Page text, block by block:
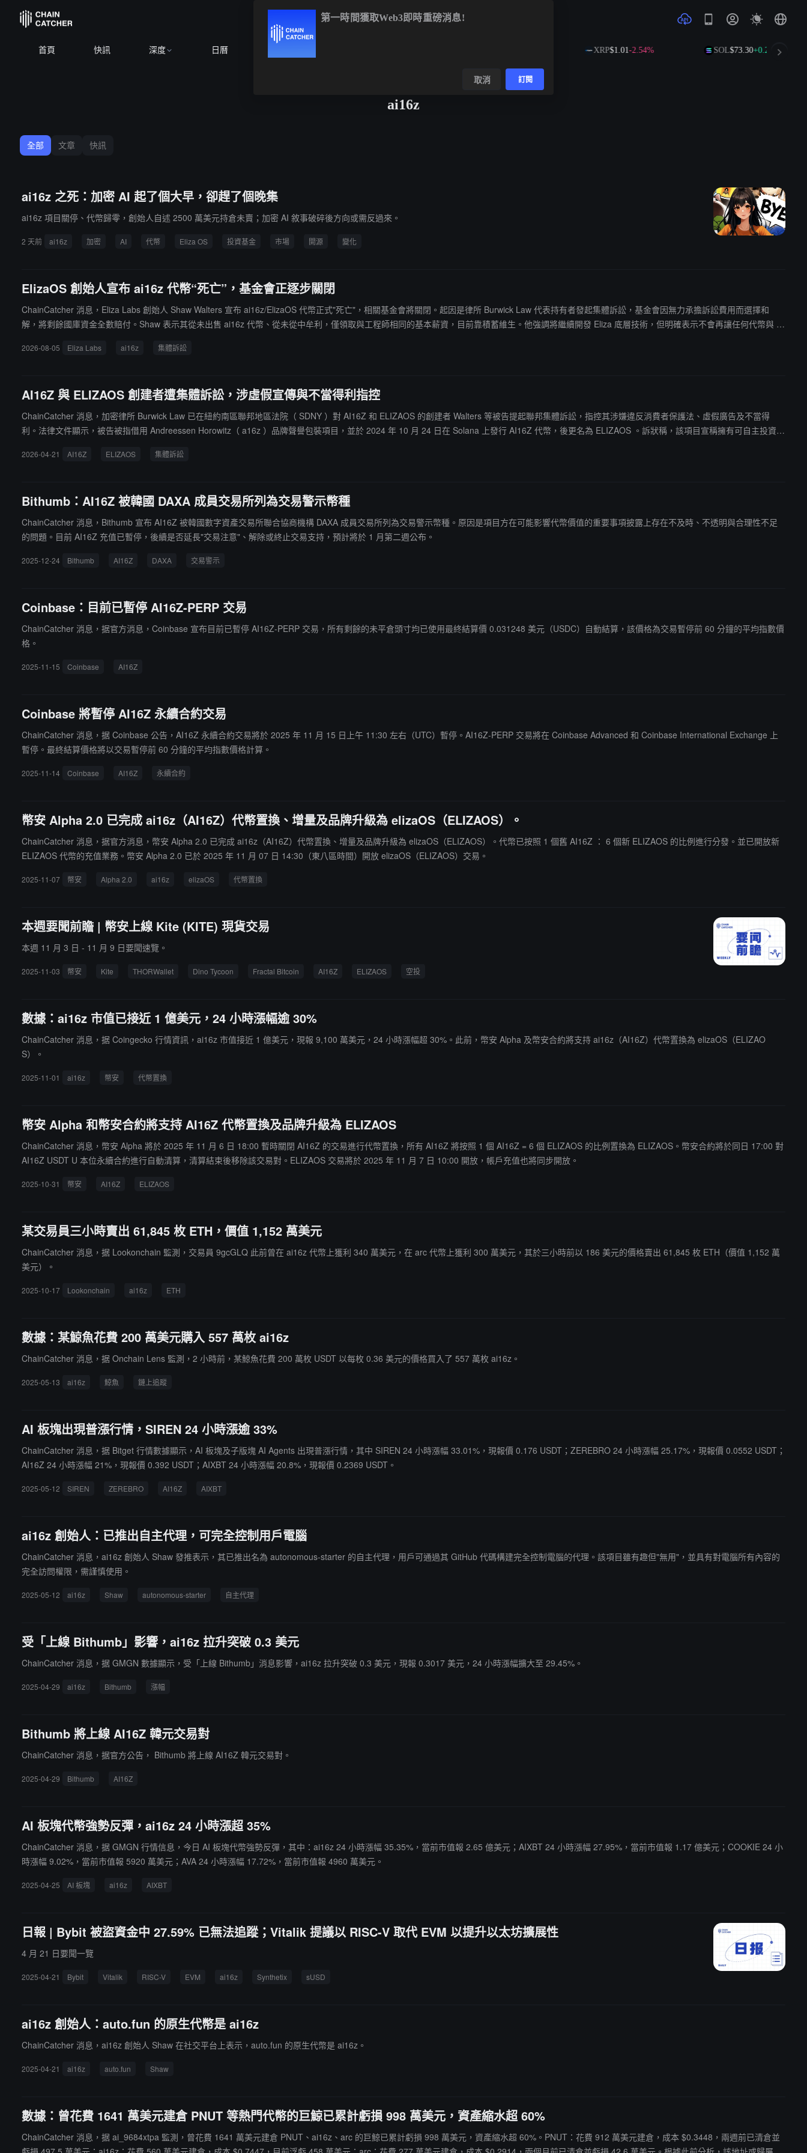
首頁 快訊 深度 日曆
BTC XRP$1.01-2.54% SOL $73.30+0.27%
ai16z
全部 文章 快訊
ai16z 之死：加密 AI 起了個大早，卻趕了個晚集
ai16z 項目關停、代幣歸零，創始人自述 2500 萬美元持倉未賣；加密 AI 敘事破碎後方向或需反過來。
2 天前 ai16z 加密 AI 代幣 Eliza OS 投資基金 市場 開源 變化
ElizaOS 創始人宣布 ai16z 代幣“死亡”，基金會正逐步關閉
ChainCatcher 消息，Eliza Labs 創始人 Shaw Walters 宣布 ai16z/ElizaOS 代幣正式"死亡"，相關基金會將關閉。起因是律所 Burwick Law 代表持有者發起集體訴訟，基金會因無力承擔訴訟費用而選擇和
解，將剩餘國庫資金全數賠付。Shaw 表示其從未出售 ai16z 代幣、從未從中牟利，僅領取與工程師相同的基本薪資，目前靠積蓄維生。他強調將繼續開發 Eliza 底層技術，但明確表示不會再讓任何代幣與 Eli
2026-08-05 Eliza Labs ai16z 集體訴訟
AI16Z 與 ELIZAOS 創建者遭集體訴訟，涉虛假宣傳與不當得利指控
ChainCatcher 消息，加密律所 Burwick Law 已在紐約南區聯邦地區法院（ SDNY ）對 AI16Z 和 ELIZAOS 的創建者 Walters 等被告提起聯邦集體訴訟，指控其涉嫌違反消費者保護法、虛假廣告及不當得
利。法律文件顯示，被告被指借用 Andreessen Horowitz（ a16z ）品牌聲譽包裝項目，並於 2024 年 10 月 24 日在 Solana 上發行 AI16Z 代幣，後更名為 ELIZAOS 。訴狀稱，該項目宣稱擁有可自主投資的
者實現了約 3900 萬美元的利潤。
2026-04-21 AI16Z ELIZAOS 集體訴訟
Bithumb：AI16Z 被韓國 DAXA 成員交易所列為交易警示幣種
ChainCatcher 消息，Bithumb 宣布 AI16Z 被韓國數字資產交易所聯合協商機構 DAXA 成員交易所列為交易警示幣種。原因是項目方在可能影響代幣價值的重要事項披露上存在不及時、不透明與合理性不足
的問題。目前 AI16Z 充值已暫停，後續是否延長"交易注意"、解除或終止交易支持，預計將於 1 月第二週公布。
2025-12-24 Bithumb AI16Z DAXA 交易警示
Coinbase：目前已暫停 AI16Z-PERP 交易
ChainCatcher 消息，据官方消息，Coinbase 宣布目前已暫停 AI16Z-PERP 交易，所有剩餘的未平倉頭寸均已使用最終結算價 0.031248 美元（USDC）自動結算，該價格為交易暫停前 60 分鐘的平均指數價
格。
2025-11-15 Coinbase AI16Z
Coinbase 將暫停 AI16Z 永續合約交易
ChainCatcher 消息，据 Coinbase 公告，AI16Z 永續合約交易將於 2025 年 11 月 15 日上午 11:30 左右（UTC）暫停。AI16Z-PERP 交易將在 Coinbase Advanced 和 Coinbase International Exchange 上
暫停。最終結算價格將以交易暫停前 60 分鐘的平均指數價格計算。
2025-11-14 Coinbase AI16Z 永續合約
幣安 Alpha 2.0 已完成 ai16z（AI16Z）代幣置換、增量及品牌升級為 elizaOS（ELIZAOS）。
ChainCatcher 消息，据官方消息，幣安 Alpha 2.0 已完成 ai16z（AI16Z）代幣置換、增量及品牌升級為 elizaOS（ELIZAOS）。代幣已按照 1 個舊 AI16Z ： 6 個新 ELIZAOS 的比例進行分發。並已開放新
ELIZAOS 代幣的充值業務。幣安 Alpha 2.0 已於 2025 年 11 月 07 日 14:30（東八區時間）開放 elizaOS（ELIZAOS）交易。
2025-11-07 幣安 Alpha 2.0 ai16z elizaOS 代幣置換
本週要聞前瞻 | 幣安上線 Kite (KITE) 現貨交易
本週 11 月 3 日 - 11 月 9 日要聞速覽。
2025-11-03 幣安 Kite THORWallet Dino Tycoon Fractal Bitcoin AI16Z ELIZAOS 空投
數據：ai16z 市值已接近 1 億美元，24 小時漲幅逾 30%
ChainCatcher 消息，据 Coingecko 行情資訊，ai16z 市值接近 1 億美元，現報 9,100 萬美元，24 小時漲幅超 30%。此前，幣安 Alpha 及幣安合約將支持 ai16z（AI16Z）代幣置換為 elizaOS（ELIZAO
S）。
2025-11-01 ai16z 幣安 代幣置換
幣安 Alpha 和幣安合約將支持 AI16Z 代幣置換及品牌升級為 ELIZAOS
ChainCatcher 消息，幣安 Alpha 將於 2025 年 11 月 6 日 18:00 暫時關閉 AI16Z 的交易進行代幣置換，所有 AI16Z 將按照 1 個 AI16Z = 6 個 ELIZAOS 的比例置換為 ELIZAOS。幣安合約將於同日 17:00 對
AI16Z USDT U 本位永續合約進行自動清算，清算結束後移除該交易對。ELIZAOS 交易將於 2025 年 11 月 7 日 10:00 開放，帳戶充值也將同步開放。
2025-10-31 幣安 AI16Z ELIZAOS
某交易員三小時賣出 61,845 枚 ETH，價值 1,152 萬美元
ChainCatcher 消息，据 Lookonchain 監測，交易員 9gcGLQ 此前曾在 ai16z 代幣上獲利 340 萬美元，在 arc 代幣上獲利 300 萬美元，其於三小時前以 186 美元的價格賣出 61,845 枚 ETH（價值 1,152 萬
美元）。
2025-10-17 Lookonchain ai16z ETH
數據：某鯨魚花費 200 萬美元購入 557 萬枚 ai16z
ChainCatcher 消息，据 Onchain Lens 監測，2 小時前，某鯨魚花費 200 萬枚 USDT 以每枚 0.36 美元的價格買入了 557 萬枚 ai16z。
2025-05-13 ai16z 鯨魚 鏈上追蹤
AI 板塊出現普漲行情，SIREN 24 小時漲逾 33%
ChainCatcher 消息，据 Bitget 行情數據顯示，AI 板塊及子版塊 AI Agents 出現普漲行情，其中 SIREN 24 小時漲幅 33.01%，現報價 0.176 USDT；ZEREBRO 24 小時漲幅 25.17%，現報價 0.0552 USDT；
AI16Z 24 小時漲幅 21%，現報價 0.392 USDT；AIXBT 24 小時漲幅 20.8%，現報價 0.2369 USDT。
2025-05-12 SIREN ZEREBRO AI16Z AIXBT
ai16z 創始人：已推出自主代理，可完全控制用戶電腦
ChainCatcher 消息，ai16z 創始人 Shaw 發推表示，其已推出名為 autonomous-starter 的自主代理，用戶可通過其 GitHub 代碼構建完全控制電腦的代理。該項目雖有趣但"無用"，並具有對電腦所有內容的
完全訪問權限，需謹慎使用。
2025-05-12 ai16z Shaw autonomous-starter 自主代理
受「上線 Bithumb」影響，ai16z 拉升突破 0.3 美元
ChainCatcher 消息，据 GMGN 數據顯示，受「上線 Bithumb」消息影響，ai16z 拉升突破 0.3 美元，現報 0.3017 美元，24 小時漲幅擴大至 29.45%。
2025-04-29 ai16z Bithumb 漲幅
Bithumb 將上線 AI16Z 韓元交易對
ChainCatcher 消息，据官方公告， Bithumb 將上線 AI16Z 韓元交易對。
2025-04-29 Bithumb AI16Z
AI 板塊代幣強勢反彈，ai16z 24 小時漲超 35%
ChainCatcher 消息，据 GMGN 行情信息，今日 AI 板塊代幣強勢反彈，其中：ai16z 24 小時漲幅 35.35%，當前市值報 2.65 億美元；AIXBT 24 小時漲幅 27.95%，當前市值報 1.17 億美元；COOKIE 24 小
時漲幅 9.02%，當前市值報 5920 萬美元；AVA 24 小時漲幅 17.72%，當前市值報 4960 萬美元。
2025-04-25 AI 板塊 ai16z AIXBT
日報 | Bybit 被盜資金中 27.59% 已無法追蹤；Vitalik 提議以 RISC-V 取代 EVM 以提升以太坊擴展性
4 月 21 日要聞一覽
2025-04-21 Bybit Vitalik RISC-V EVM ai16z Synthetix sUSD
ai16z 創始人：auto.fun 的原生代幣是 ai16z
ChainCatcher 消息，ai16z 創始人 Shaw 在社交平台上表示，auto.fun 的原生代幣是 ai16z。
2025-04-21 ai16z auto.fun Shaw
數據：曾花費 1641 萬美元建倉 PNUT 等熱門代幣的巨鯨已累計虧損 998 萬美元，資產縮水超 60%
ChainCatcher 消息，据 ai_9684xtpa 監測，曾花費 1641 萬美元建倉 PNUT、ai16z、arc 的巨鯨已累計虧損 998 萬美元，資產縮水超 60%。PNUT：花費 912 萬美元建倉，成本 $0.3448，兩週前已清倉並
第一時間獲取Web3即時重磅消息!
取消 訂閱